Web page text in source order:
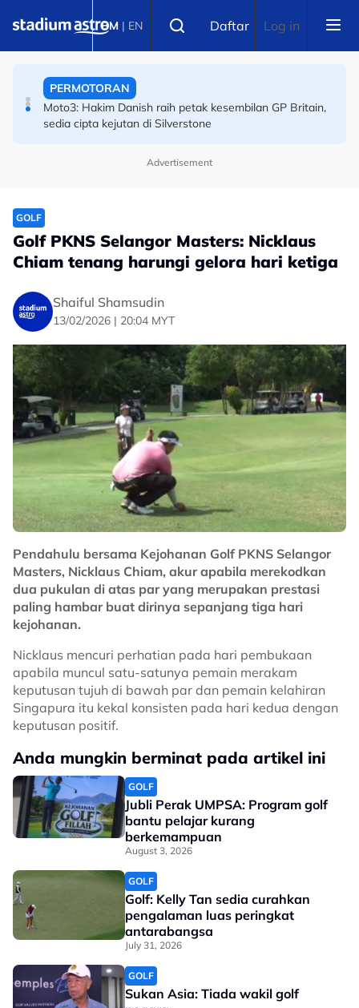
BM | EN Daftar Log in
Moto3: Hakim Danish raih petak kesembilan GP Britain,
BOLA SEPAK
Piala Hyundai ASEAN: Malaysia ke separuh akhir! Wan
Kuzain artikek kemenangan Harimau Malaya
Advertisement
GOLF
Golf PKNS Selangor Masters: Nicklaus
Chiam tenang harungi gelora hari ketiga
Shaiful Shamsudin
13/02/2026 | 20:04 MYT
Pendahulu bersama Kejohanan Golf PKNS Selangor
Masters, Nicklaus Chiam, akur apabila merekodkan
dua pukulan di atas par yang merupakan prestasi
paling hambar buat dirinya sepanjang tiga hari
kejohanan.
Nicklaus mencuri perhatian pada hari pembukaan
apabila muncul satu-satunya pemain merakam
keputusan tujuh di bawah par dan pemain kelahiran
Singapura itu kekal konsisten pada hari kedua dengan
keputusan positif.
Anda mungkin berminat pada artikel ini
GOLF
Jubli Perak UMPSA: Program golf
bantu pelajar kurang
berkemampuan
August 3, 2026
GOLF
Golf: Kelly Tan sedia curahkan
pengalaman luas peringkat
antarabangsa
July 31, 2026
GOLF
Sukan Asia: Tiada wakil golf